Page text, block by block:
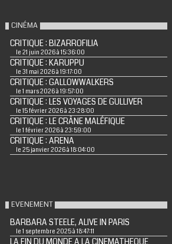
CINÉMA
CRITIQUE : BIZARROFILIA
le 21 juin 2026 à 15:36:00
CRITIQUE : KARUPPU
le 31 mai 2026 à 19:17:00
CRITIQUE : GALLOWWALKERS
le 1 mars 2026 à 19:57:00
CRITIQUE : LES VOYAGES DE GULLIVER
le 15 février 2026 à 23:28:00
CRITIQUE : LE CRÂNE MALÉFIQUE
le 1 février 2026 à 23:59:00
CRITIQUE : ARENA
le 25 janvier 2026 à 18:04:00
EVENEMENT
BARBARA STEELE, ALIVE IN PARIS
le 1 septembre 2025 à 18:47:11